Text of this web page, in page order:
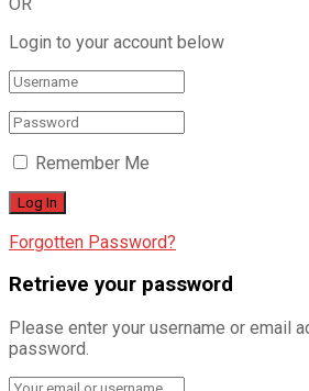
Login to your account below
Remember Me
Forgotten Password?
Retrieve your password
Please enter your username or email
password.